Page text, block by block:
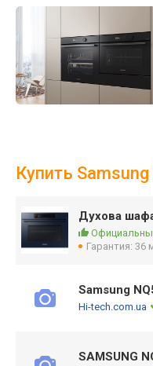
Купить
Духова
Гарантия: 36
Samsung
Hi-tech.com.ua
SAMSUNG